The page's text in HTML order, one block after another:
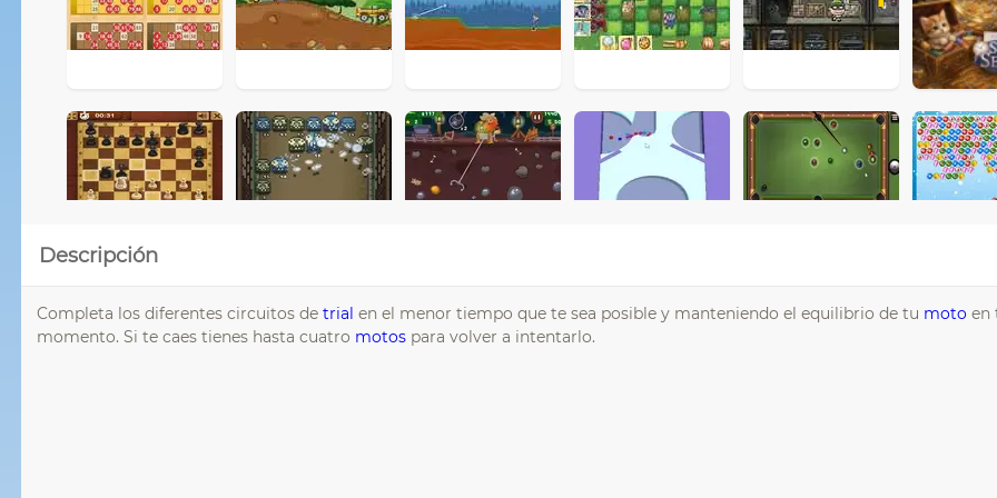
Descripción
Completa los diferentes circuitos de trial en el menor tiempo que te sea posible y manteniendo el equilibrio de tu moto en
momento. Si te caes tienes hasta cuatro motos para volver a intentarlo.